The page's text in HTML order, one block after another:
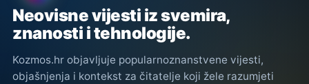
Neovisne vijesti iz svemira,
znanosti i tehnologije.
Kozmos.hr objavljuje popularnoznanstvene vijesti,
objašnjenja i kontekst za čitatelje koji žele razumjeti